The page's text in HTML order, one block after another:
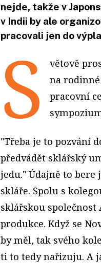
nejde, takže v
v Indii by ale
pracovali jen do
S
větově
na
pracovní
"Třeba je to pozvání
předvádět sklářský
jedu." Údajně to
skláře. Spolu s
sklářskou
produkce. Když se
by měl, tak svého
ti to tedy nařizuju. A